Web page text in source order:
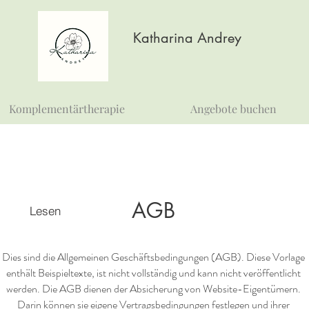
Katharina Andrey
Komplementärtherapie Angebote buchen
AGB
Lesen
Dies sind die Allgemeinen Geschäftsbedingungen (AGB). Diese Vorlage
enthält Beispieltexte, ist nicht vollständig und kann nicht veröffentlicht
werden. Die AGB dienen der Absicherung von Website-Eigentümern.
Darin können sie eigene Vertragsbedingungen festlegen und ihrer